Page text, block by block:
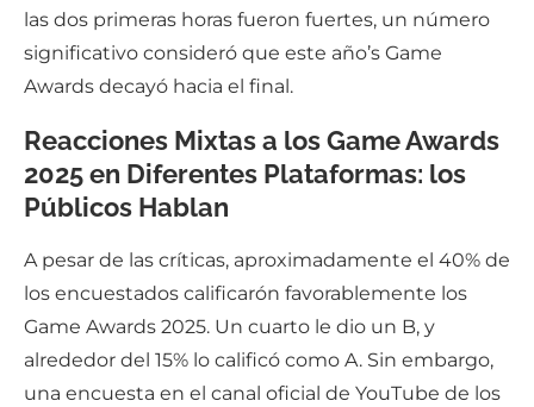
las dos primeras horas fueron fuertes, un número
significativo consideró que este año’s Game
Awards decayó hacia el final.
Reacciones Mixtas a los Game Awards
2025 en Diferentes Plataformas: los
Públicos Hablan
A pesar de las críticas, aproximadamente el 40% de
los encuestados calificarón favorablemente los
Game Awards 2025. Un cuarto le dio un B, y
alrededor del 15% lo calificó como A. Sin embargo,
una encuesta en el canal oficial de YouTube de los